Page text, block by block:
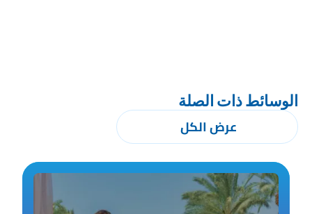
الوسائط ذات الصلة
عرض الكل